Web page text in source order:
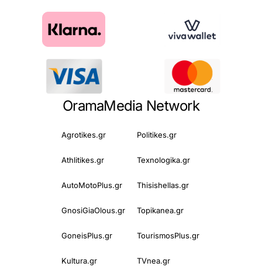
OramaMedia Network
Agrotikes.gr Politikes.gr
Athlitikes.gr Texnologika.gr
AutoMotoPlus.gr Thisishellas.gr
GnosiGiaOlous.gr Topikanea.gr
GoneisPlus.gr TourismosPlus.gr
Kultura.gr TVnea.gr